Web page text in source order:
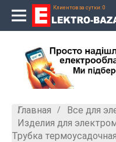
Клиентов за сутки: 0
Главная » Все для
Изделия для
Трубка термоусадочная